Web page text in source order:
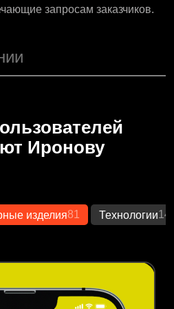
запросам заказчиков.
Иронову
изделия81 Технологии